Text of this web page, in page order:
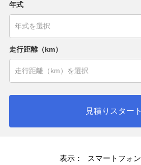
年式
走行距離（km）
見積りスタート
表示： スマートフォン